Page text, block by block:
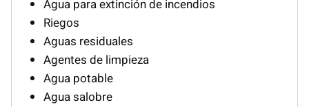
Agua para extinción de incendios
Riegos
Aguas residuales
Agentes de limpieza
Agua potable
Agua salobre